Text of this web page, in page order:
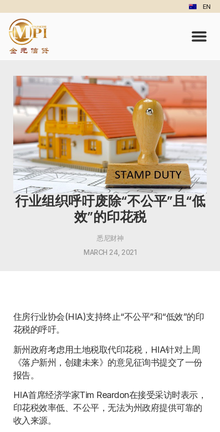
EN
行业组织呼吁废除“不公平”且“低
效”的印花税
悉尼财神
MARCH 24, 2021
住房行业协会(HIA)支持终止“不公平”和“低效”的印
花税的呼吁。
新州政府考虑用土地税取代印花税，HIA针对上周
《落户新州，创建未来》的意见征询书提交了一份
报告。
HIA首席经济学家Tim Reardon在接受采访时表示，
印花税效率低、不公平，无法为州政府提供可靠的
收入来源。